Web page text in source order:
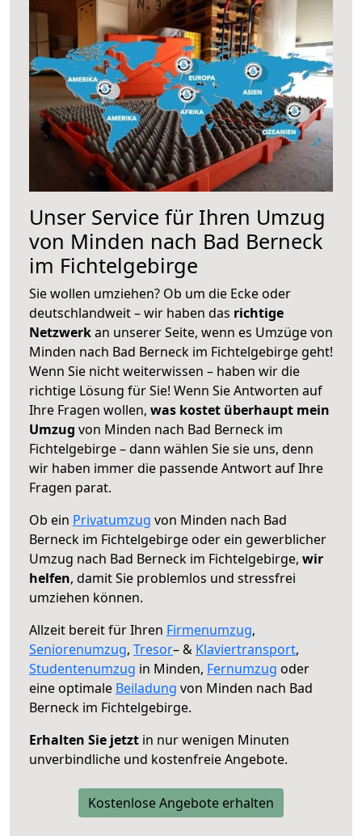
Unser Service für Ihren Umzug
von Minden nach Bad Berneck
im Fichtelgebirge
Sie wollen umziehen? Ob um die Ecke oder
deutschlandweit – wir haben das richtige
Netzwerkan unserer Seite, wenn es Umzüge von
Minden nach Bad Berneck im Fichtelgebirge geht!
Wenn Sie nicht weiterwissen – haben wir die
richtige Lösung für Sie! Wenn Sie Antworten auf
Ihre Fragen wollen, was kostet überhaupt mein
Umzug von Minden nach Bad Berneck im
Fichtelgebirge – dann wählen Sie sie uns, denn
wir haben immer die passende Antwort auf Ihre
Fragen parat.
Ob ein Privatumzug von Minden nach Bad
Berneck im Fichtelgebirge oder ein gewerblicher
Umzug nach Bad Berneck im Fichtelgebirge, wir
helfen, damit Sie problemlos und stressfrei
umziehen können.
Allzeit bereit für Ihren Firmenumzug,
Seniorenumzug, Tresor– & Klaviertransport,
Studentenumzug in Minden, Fernumzug oder
eine optimale Beiladung von Minden nach Bad
Berneck im Fichtelgebirge.
Erhalten Sie jetzt in nur wenigen Minuten
unverbindliche und kostenfreie Angebote.
Kostenlose Angebote erhalten